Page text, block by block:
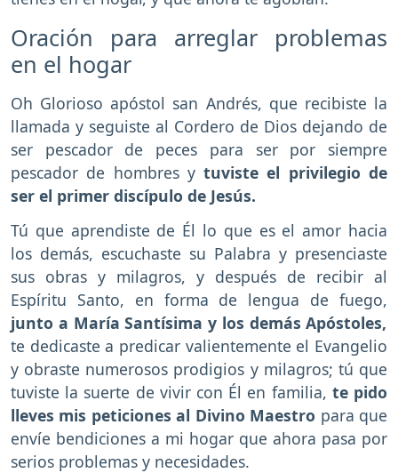
Oración para arreglar problemas
en el hogar
Oh Glorioso apóstol san Andrés, que recibiste la
llamada y seguiste al Cordero de Dios dejando de
ser pescador de peces para ser por siempre
pescador de hombres ytuviste el privilegio de
ser el primer discípulo de Jesús.
Tú que aprendiste de Él lo que es el amor hacia
los demás, escuchaste su Palabra y presenciaste
sus obras y milagros, y después de recibir al
Espíritu Santo, en forma de lengua de fuego,
junto a María Santísima y los demás Apóstoles,
te dedicaste a predicar valientemente el Evangelio
y obraste numerosos prodigios y milagros; tú que
tuviste la suerte de vivir con Él en familia, te pido
lleves mis peticiones al Divino Maestro para que
envíe bendiciones a mi hogar que ahora pasa por
serios problemas y necesidades.